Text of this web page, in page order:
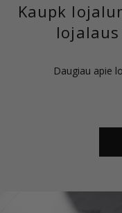
Kaupk
Daugiau apie